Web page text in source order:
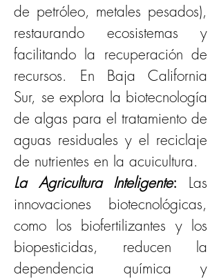
de petróleo, metales pesados),
restaurando ecosistemas y
facilitando la recuperación de
recursos. En Baja California
Sur, se explora la biotecnología
de algas para el tratamiento de
aguas residuales y el reciclaje
de nutrientes en la acuicultura.
La Agricultura Inteligente: Las
innovaciones biotecnológicas,
como los biofertilizantes y los
biopesticidas, reducen la
dependencia química y